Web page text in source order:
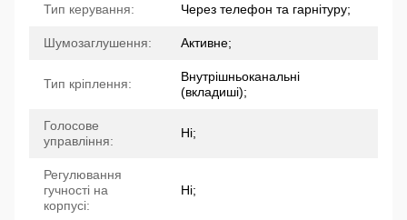
Тип керування: Через телефон та гарнітуру;
Шумозаглушення: Активне;
Тип кріплення:
Внутрішньоканальні
(вкладиші);
Голосове
управління:
Ні;
Регулювання
гучності на
корпусі:
Ні;